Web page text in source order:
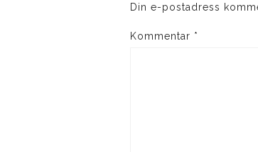
Din e-postadress
Kommentar *